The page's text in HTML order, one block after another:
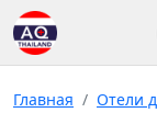
Главная Отели